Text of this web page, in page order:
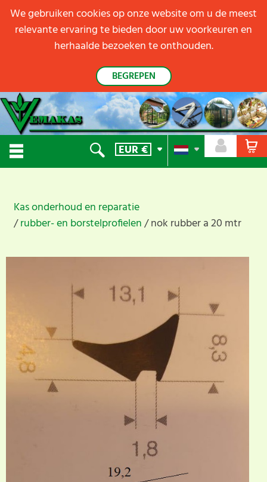
EUR€
Kas onderhoud en reparatie
rubber- en borstelprofielen nok rubber a 20 mtr
We gebruiken cookies op onze website om u de meest
relevante ervaring te bieden door uw voorkeuren en
herhaalde bezoeken te onthouden.
BEGREPEN